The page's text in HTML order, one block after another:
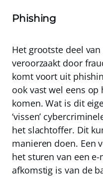
Phishing
Het grootste deel
veroorzaakt door
komt voort uit
ook vast wel eens
komen. Wat is dit
‘vissen’
het slachtoffer. Dit
manieren doen. Een
het sturen van een
afkomstig is van de